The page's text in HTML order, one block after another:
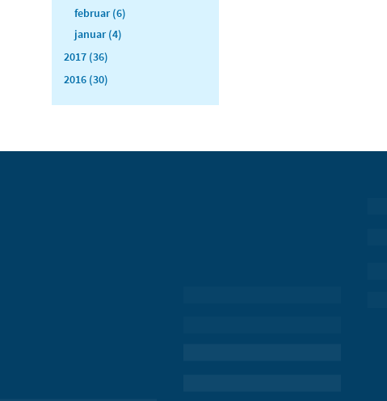
februar (6)
januar (4)
2017 (36)
2016 (30)